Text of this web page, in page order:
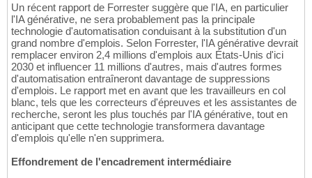
Un récent rapport de Forrester suggère que l'IA, en particulier
l'IA générative, ne sera probablement pas la principale
technologie d'automatisation conduisant à la substitution d'un
grand nombre d'emplois. Selon Forrester, l'IA générative devrait
remplacer environ 2,4 millions d'emplois aux États-Unis d'ici
2030 et influencer 11 millions d'autres, mais d'autres formes
d'automatisation entraîneront davantage de suppressions
d'emplois. Le rapport met en avant que les travailleurs en col
blanc, tels que les correcteurs d'épreuves et les assistantes de
recherche, seront les plus touchés par l'IA générative, tout en
anticipant que cette technologie transformera davantage
d'emplois qu'elle n'en supprimera.
Effondrement de l'encadrement intermédiaire